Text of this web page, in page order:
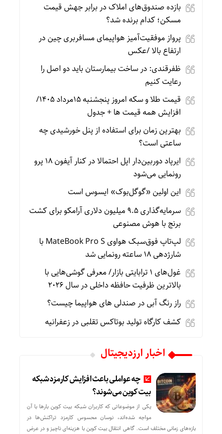
بازده صندوق‌های املاک در برابر جهش قیمت
مسکن؛ کدام برنده شد؟
پرواز موفقیت‌آمیز هواپیمای مسافربری چین در
ارتفاع بالا /عکس
ظفرقندی: در ساخت بیمارستان باید دو اصل را
رعایت کنیم
قیمت طلا و سکه امروز پنجشنبه 15مرداد 1405/
افزایش همه قیمت ها + جدول
بهترین زمان برای استفاده از پنل خورشیدی چه
ساعتی است؟
ایرپاد دوربین‌دار اپل احتمالا در کنار آیفون ۱۸ پرو
رونمایی می‌شود
این اولین «گوگل‌بوک» ایسوس است
سرمایه‌گذاری ۹.۵ میلیون دلاری آرامکو برای کشت
برنج با هوش مصنوعی
لپ‌تاپ فوق‌سبک هواوی MateBook Pro S با
شارژدهی ۱۸ ساعته رونمایی شد
غول‌های ۱ ترابایتی بازار/ معرفی گوشی‌هایی با
بالاترین ظرفیت حافظه داخلی در سال ۲۰۲۶
راز رنگ آبی در صندلی های هواپیما چیست؟
کشف کارگاه تولید بوتاکس تقلبی در زعفرانیه
اخبار ارزدیجیتال
چه عواملی باعث افزایش کارمزد شبکه
بیت کوین می‌شوند؟
یکی از موضوعاتی که کاربران شبکه بیت کوین بارها با آن
مواجه شده‌اند، نوسان محسوس کارمزد تراکنش‌ها در
بازه‌های زمانی مختلف است. گاهی انتقال بیت کوین با هزینه‌ای ناچیز و در عرض